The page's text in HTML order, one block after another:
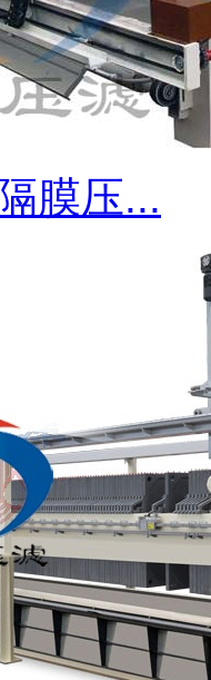
膜压...